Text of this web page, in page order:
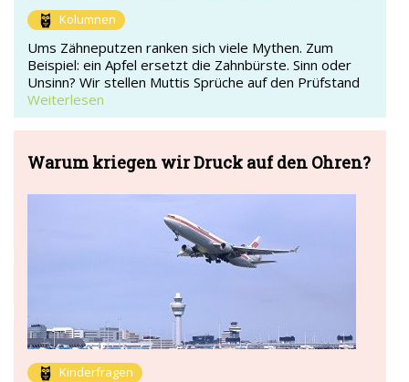
Kolumnen
Ums Zähneputzen ranken sich viele Mythen. Zum
Beispiel: ein Apfel ersetzt die Zahnbürste. Sinn oder
Unsinn? Wir stellen Muttis Sprüche auf den Prüfstand
Weiterlesen
Warum kriegen wir Druck auf den Ohren?
Kinderfragen